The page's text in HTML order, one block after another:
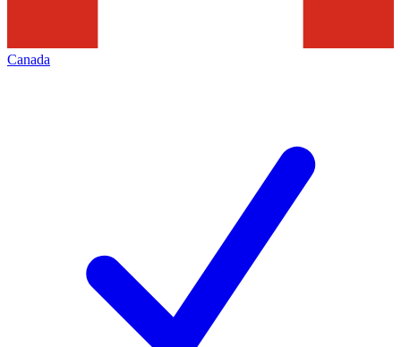
Canada